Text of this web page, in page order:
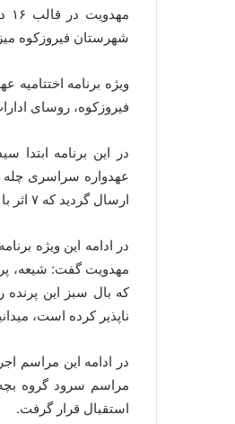
شهرستان فیروزکوه
ویژه برنامه
فیروزکوه، روسای
در این برنامه
ارسال گردید که ۷ اثر با داوری اساتید دانشگاهی برگزیده و از بین آنها ۳ اثر بعنوان رتبه های اول تا سوم انتخاب شد.
در ادامه این ویژه
مهدویت گفت: شیعه،
که بال سبز این
ناپذیر کرده است،
در ادامه این مراسم
مراسم سرود گروه
استقبال قرار گرفت.